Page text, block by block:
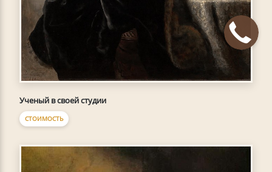
Ученый в своей студии
СТОИМОСТЬ